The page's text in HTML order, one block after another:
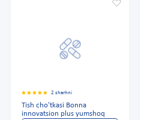
2 sharhni
Tish cho'tkasi Bonna
innovatsion plus yumshoq